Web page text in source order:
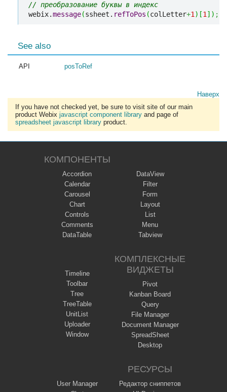
// преобразование буквы в индекс
webix.message(ssheet. refToPos (colLetter+1 ) [1 ] ) ;
See also
API posToRef
Наверх
If you have not checked yet, be sure to visit site of our main
product Webix javascript component library and page of
spreadsheet javascript library product.
КОМПОНЕНТЫ
Accordion
Calendar
Carousel
Chart
Controls
Comments
DataTable
DataView
Filter
Form
Layout
List
Menu
Tabview
Timeline
Toolbar
Tree
TreeTable
UnitList
Uploader
Window
КОМПЛЕКСНЫЕ
ВИДЖЕТЫ
Pivot
Kanban Board
Query
File Manager
Document Manager
SpreadSheet
Desktop
User Manager
РЕСУРСЫ
Редактор сниппетов